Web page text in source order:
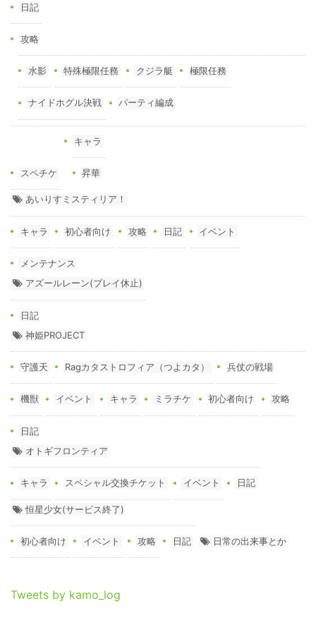
日記
攻略
水影 特殊極限任務 クジラ艇 極限任務
ナイドホグル決戦 パーティ編成
スペチケ
キャラ
昇華
あいりすミスティリア！
キャラ 初心者向け 攻略 日記 イベント
メンテナンス
アズールレーン(プレイ休止)
日記
神姫PROJECT
守護天 Ragカタストロフィア（つよカタ） 兵仗の戦場
機獣 イベント キャラ ミラチケ 初心者向け 攻略
日記
オトギフロンティア
キャラ スペシャル交換チケット イベント 日記
恒星少女(サービス終了)
初心者向け イベント 攻略 日記 日常の出来事とか
Tweets by kamo_log